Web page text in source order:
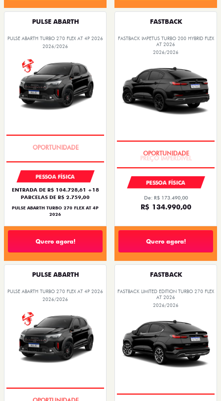
PULSE ABARTH
PULSE ABARTH TURBO 270 FLEX AT 4P 2026
2026/2026
PESSOA FÍSICA
ENTRADA DE R$ 104.728,61 +18
PARCELAS DE R$ 2.759,00
PULSE ABARTH TURBO 270 FLEX AT 4P
2026
Quero agora!
FASTBACK
FASTBACK IMPETUS TURBO 200 HYBRID FLEX
AT 2026
2026/2026
PESSOA FÍSICA
De: R$ 173.490,00
R$ 134.990,00
Quero agora!
PULSE ABARTH
PULSE ABARTH TURBO 270 FLEX AT 4P 2026
2026/2026
FASTBACK
FASTBACK LIMITED EDITION TURBO 270 FLEX
AT 2026
2026/2026